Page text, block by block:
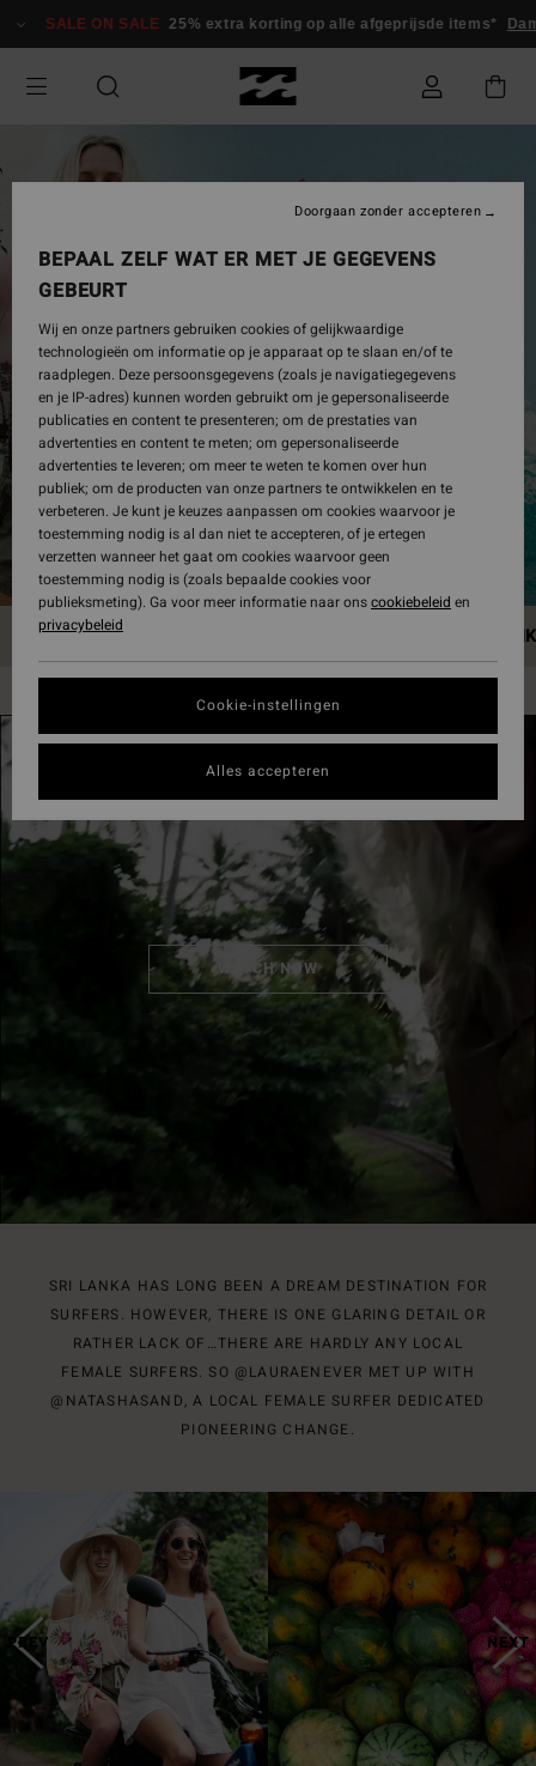
SALE ON SALE 25% extra korting op alle afgeprijsde items*
HOME SRI
WATCH NOW
SRI LANKA HAS LONG BEEN A DREAM DESTINATION FOR
SURFERS. HOWEVER, THERE IS ONE GLARING DETAIL OR
RATHER LACK OF…THERE ARE HARDLY ANY LOCAL
FEMALE SURFERS. SO @LAURAENEVER MET UP WITH
@NATASHASAND, A LOCAL FEMALE SURFER DEDICATED
PIONEERING CHANGE.
BEPAAL ZELF WAT ER MET JE GEGEVENS
GEBEURT
Wij en onze partners gebruiken cookies of gelijkwaardige
technologieën om informatie op je apparaat op te slaan en/of te
raadplegen. Deze persoonsgegevens (zoals je navigatiegegevens
en je IP-adres) kunnen worden gebruikt om je gepersonaliseerde
publicaties en content te presenteren; om de prestaties van
advertenties en content te meten; om gepersonaliseerde
advertenties te leveren; om meer te weten te komen over hun
publiek; om de producten van onze partners te ontwikkelen en te
verbeteren. Je kunt je keuzes aanpassen om cookies waarvoor je
toestemming nodig is al dan niet te accepteren, of je ertegen
verzetten wanneer het gaat om cookies waarvoor geen
toestemming nodig is (zoals bepaalde cookies voor
publieksmeting). Ga voor meer informatie naar onscookiebeleid en
privacybeleid
Cookie-instellingen
Doorgaan zonder accepteren
Alles accepteren